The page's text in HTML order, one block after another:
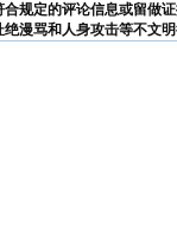
规定的评论信息或留做
漫骂和人身攻击等不文